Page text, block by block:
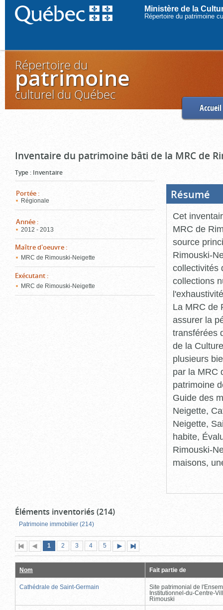
Ministère de la
Répertoire du patrimoine
Répertoire du
patrimoine
culturel du Québec
Accueil
Inventaire du patrimoine bâti de la MRC de
Type : Inventaire
Portée :
Régionale
Année :
2012 - 2013
Maître d'oeuvre :
MRC de Rimouski-Neigette
Exécutant :
MRC de Rimouski-Neigette
Résumé
Cet
MRC de
source
Rimouski-
collectivités
collections
La MRC de
assurer la
transférées
de la
plusieurs
par la MRC
patrimoine
Guide des
Neigette,
Neigette,
habite,
Rimouski-
maisons,
Éléments inventoriés (214)
Patrimoine immobilier (214)
Première
page
Page
précédente
Page
1 (page
actuelle)
Page
2 Page
3 Page
4 Page
5
suivante
page
Nom Fait partie de
Cathédrale de Saint-Germain
Site patrimonial de
Institutionnel-du-Centre-
Rimouski